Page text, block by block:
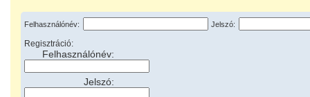
Felhasználónév: Jelszó:
Regisztráció:
Felhasználónév:
Jelszó: